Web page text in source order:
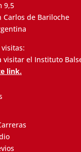
9,5
Carlos de Bariloche
visitar el Instituto
link.